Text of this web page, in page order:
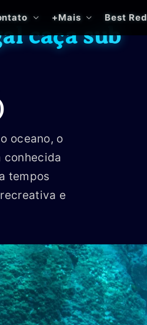
+Mais Best Red
caça sub
oceano, o
conhecida
tempos
e